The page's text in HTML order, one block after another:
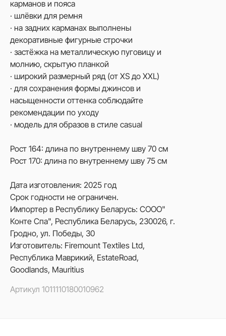
карманов и пояса
· шлёвки для ремня
· на задних карманах выполнены
декоративные фигурные строчки
· застёжка на металлическую пуговицу и
молнию, скрытую планкой
· широкий размерный ряд (от XS до XXL)
· для сохранения формы джинсов и
насыщенности оттенка соблюдайте
рекомендации по уходу
· модель для образов в стиле casual
Рост 164: длина по внутреннему шву 70 см
Рост 170: длина по внутреннему шву 75 см
Дата изготовления: 2025 год
Срок годности не ограничен.
Импортер в Республику Беларусь: СООО"
Конте Спа", Республика Беларусь, 230026, г.
Гродно, ул. Победы, 30
Изготовитель: Firemount Textiles Ltd,
Республика Маврикий, EstateRoad,
Goodlands, Mauritius
Артикул 1011110180010962